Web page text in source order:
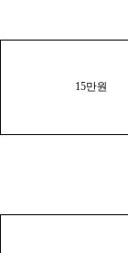
15만원